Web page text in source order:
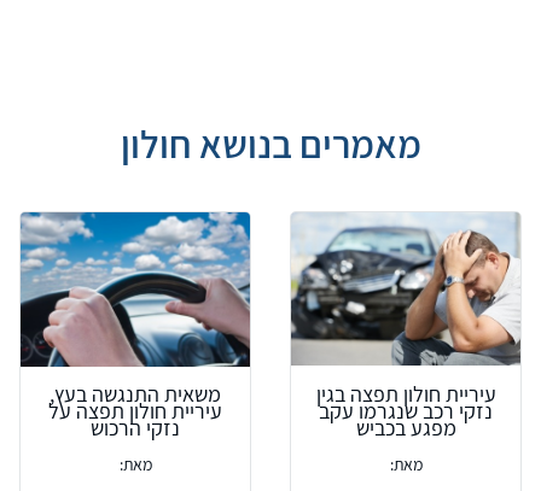
מאמרים בנושא חולון
עיריית חולון תפצה בגין
נזקי רכב שנגרמו עקב
מפגע בכביש
מאת:
משאית התנגשה בעץ,
עיריית חולון תפצה על
נזקי הרכוש
מאת: